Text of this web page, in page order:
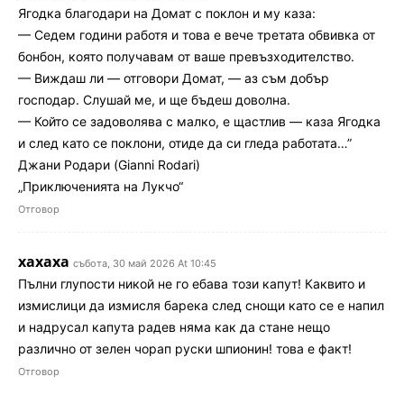
Ягодка благодари на Домат с поклон и му каза:
— Седем години работя и това е вече третата обвивка от
бонбон, която получавам от ваше превъзходителство.
— Виждаш ли — отговори Домат, — аз съм добър
господар. Слушай ме, и ще бъдеш доволна.
— Който се задоволява с малко, е щастлив — каза Ягодка
и след като се поклони, отиде да си гледа работата…”
Джани Родари (Gianni Rodari)
„Приключенията на Лукчо“
Отговор
хахаха събота, 30 май 2026 At 10:45
Пълни глупости никой не го ебава този капут! Каквито и
измислици да измисля барека след снощи като се е напил
и надрусал капута радев няма как да стане нещо
различно от зелен чорап руски шпионин! това е факт!
Отговор